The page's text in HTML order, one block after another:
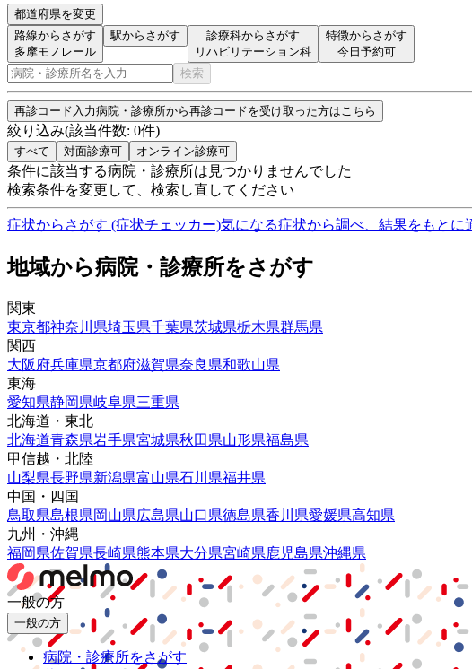
都道府県を変更
路線からさがす
多摩モノレール
駅からさがす
診療科からさがす
リハビリテーション科
特徴からさがす
今日予約可
検索
再診コード入力病院・診療所から再診コードを受け取った方はこちら
絞り込み(該当件数: 0件)
すべて 対面診療可 オンライン診療可
条件に該当する病院・診療所は見つかりませんでした
検索条件を変更して、検索し直してください
症状からさがす (症状チェッカー)気になる症状から調べ、結果をもとに
地域から病院・診療所をさがす
関東
東京都神奈川県埼玉県千葉県茨城県栃木県群馬県
関西
大阪府兵庫県京都府滋賀県奈良県和歌山県
東海
愛知県静岡県岐阜県三重県
北海道・東北
北海道青森県岩手県宮城県秋田県山形県福島県
甲信越・北陸
山梨県長野県新潟県富山県石川県福井県
中国・四国
鳥取県島根県岡山県広島県山口県徳島県香川県愛媛県高知県
九州・沖縄
福岡県佐賀県長崎県熊本県大分県宮崎県鹿児島県沖縄県
一般の方
一般の方
病院・診療所をさがす